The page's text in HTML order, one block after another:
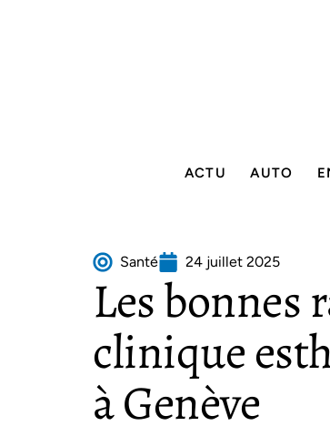
ACTU AUTO
Santé 24 juillet 2025
Les bonnes
clinique
à Genève